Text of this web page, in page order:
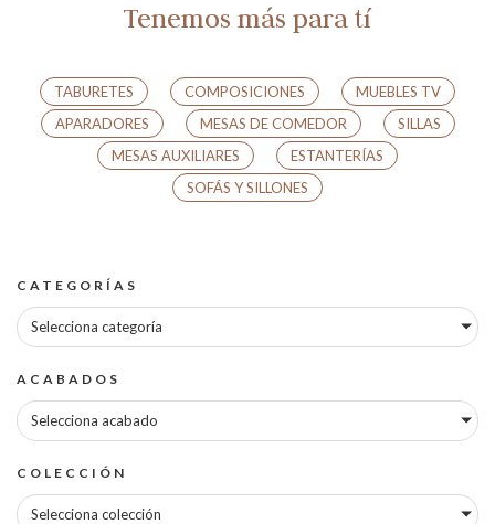
Tenemos más para tí
TABURETES COMPOSICIONES
MUEBLES TV
APARADORES
MESAS DE COMEDOR
SILLAS
MESAS AUXILIARES
ESTANTERÍAS
SOFÁS Y SILLONES
CATEGORÍAS
Selecciona categoría
ACABADOS
Selecciona acabado
COLECCIÓN
Selecciona colección